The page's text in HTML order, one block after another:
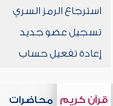
استرجاع الرمز السري
تسجيل عضو جديد
إعادة تفعيل حساب
قرآن كريم
محاضرات